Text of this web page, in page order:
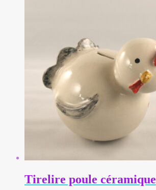
Tirelire poule céramique